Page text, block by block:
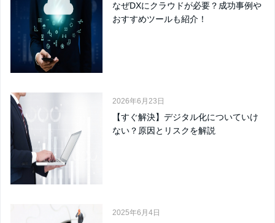
なぜDXにクラウドが必要？成功事例や
おすすめツールも紹介！
2026年6月23日
【すぐ解決】デジタル化についていけ
ない？原因とリスクを解説
2025年6月4日